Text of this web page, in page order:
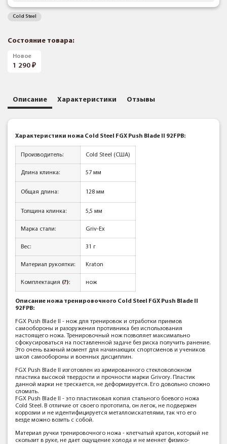
Cold Steel
Состояние товара:
Новое
1 290
Описание Характеристики Отзывы
Характеристики ножа Cold Steel FGX Push Blade II 92FPB:
Производитель: Cold Steel (США)
Длина клинка: 57 мм
Общая длина: 128 мм
Толщина клинка: 5,5 мм
Марка стали: Griv-Ex
Вес: 31 г
Материал рукоятки: Kraton
Комплектация (?): нож
Описание ножа тренировочного Cold Steel FGX Push Blade II
92FPB:
FGX Push Blade II - нож для тренировок и отработки приемов
самообороны и разоружения противника без использования
настоящего ножа. Тренировочный нож позволяет максимально
сфокусироваться на поставленной задаче без риска получить ранение.
Это очень важный момент для начинающих спортсменов и учеников
школ самообороны и военных дисциплин.
FGX Push Blade II изготовлен из армированного стекловолокном
пластика высокой твердости и прочности марки Grivory. Пластик
данной марки не трескается, не деформируется. Его довольно сложно
сломать.
FGX Push Blade II - это пластиковая копия стального боевого ножа
Cold Steel. В отличие от своего прототипа, он легок, не подвержен
коррозии и не идентифицируется металлоискателями, так что его
везде можно возить с собой.
Материал ручки тренировочного ножа - клетчатый кратон, который не
скользит в руке, не дает ощущение холода и не меняет физико-